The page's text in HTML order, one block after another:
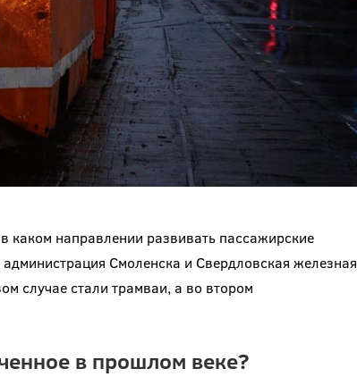
каком направлении развивать пассажирские
Смоленска и Свердловская железная
случае стали трамваи, а во втором
в прошлом веке?